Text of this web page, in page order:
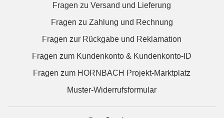
Fragen zu Versand und Lieferung
Fragen zu Zahlung und Rechnung
Fragen zur Rückgabe und Reklamation
Fragen zum Kundenkonto & Kundenkonto-ID
Fragen zum HORNBACH Projekt-Marktplatz
Muster-Widerrufsformular